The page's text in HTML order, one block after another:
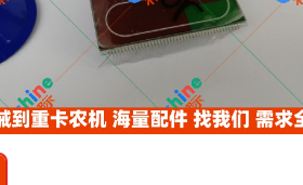
丰田 约翰迪尔